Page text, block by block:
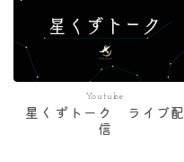
Youtube
星くずトーク ライブ配
信